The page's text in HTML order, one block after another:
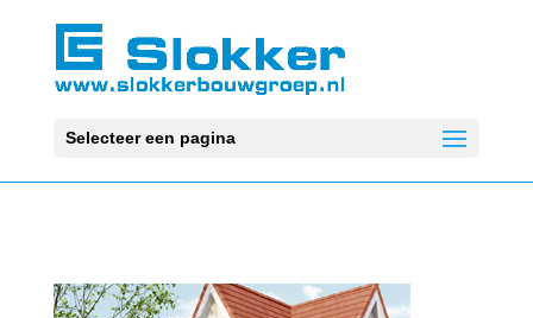
Selecteer een pagina